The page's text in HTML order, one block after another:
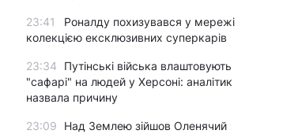
23:41
Роналду похизувався у мережі
колекцією ексклюзивних суперкарів
23:34
Путінські війська влаштовують
"сафарі" на людей у Херсоні: аналітик
назвала причину
23:09
Над Землею зійшов Оленячий